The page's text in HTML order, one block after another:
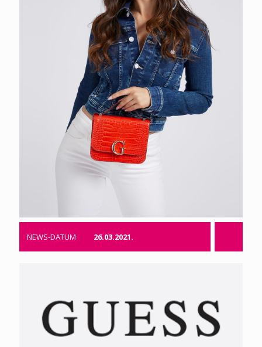
NEWS-DATUM 26.03.2021.